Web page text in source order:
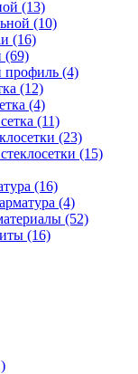
(13)
(10)
(16)
(69)
(4)
(12)
(4)
(11)
(23)
(15)
(16)
(4)
(52)
(16)